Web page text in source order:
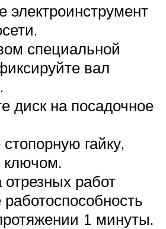
электроинструмент
специальной
вал
диск на посадочное
гайку,
ключом.
работ
работоспособность
1 минуты.